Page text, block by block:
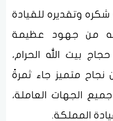
وتقديره للقيادة
من جهود عظيمة
بيت الله الحرام،
متميز جاء ثمرةً
الجهات العاملة،
المملكة.